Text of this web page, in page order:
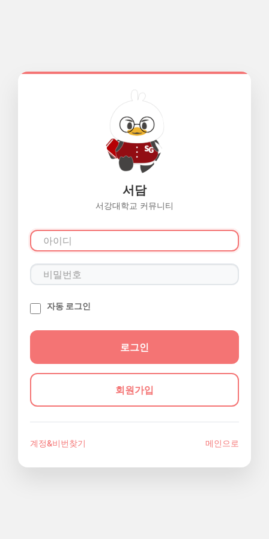
서담
서강대학교 커뮤니티
자동 로그인
회원가입
계정&비번찾기 메인으로